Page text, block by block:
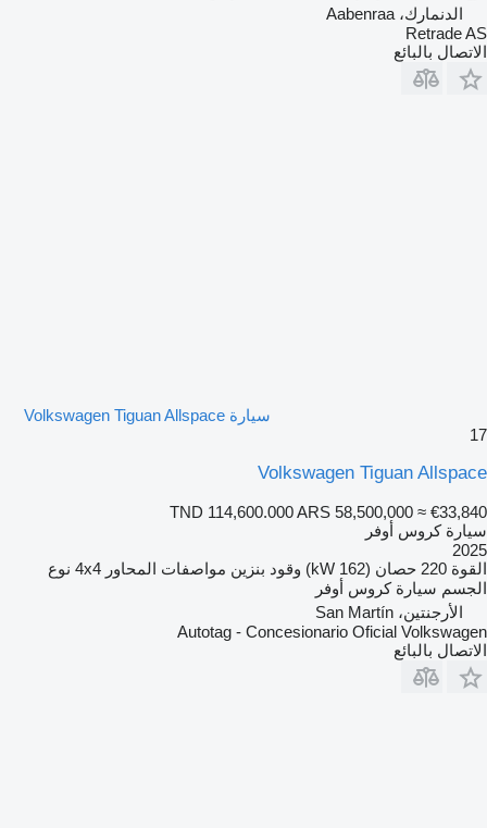
الدنمارك، Aabenraa
Retrade AS
الاتصال بالبائع
سيارة Volkswagen Tiguan Allspace
17
Volkswagen Tiguan Allspace
TND 114,600.000ARS 58,500,000 ≈ €33,840
سيارة كروس أوفر
2025
القوة 220 حصان (162 kW) وقود بنزين مواصفات المحاور 4x4 نوع
الجسم سيارة كروس أوفر
الأرجنتين، San Martín
Autotag - Concesionario Oficial Volkswagen
الاتصال بالبائع